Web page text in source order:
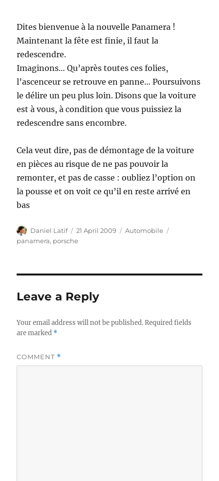
Dites bienvenue à la nouvelle Panamera !
Maintenant la fête est finie, il faut la
redescendre.
Imaginons… Qu’après toutes ces folies,
l’ascenceur se retrouve en panne… Poursuivons
le délire un peu plus loin. Disons que la voiture
est à vous, à condition que vous puissiez la
redescendre sans encombre.
Cela veut dire, pas de démontage de la voiture
en pièces au risque de ne pas pouvoir la
remonter, et pas de casse : oubliez l’option on
la pousse et on voit ce qu’il en reste arrivé en
bas
Author
Daniel Latif
Posted
on
21 April 2009 Categories
Automobile
panamera, porsche
Leave a Reply
Your email address will not be published. Required fields
are marked *
COMMENT *